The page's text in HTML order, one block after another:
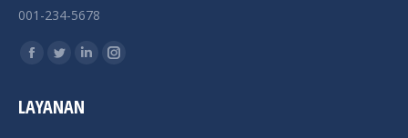
001-234-5678
Find us on:
Facebook
opens
Twitter
opens
LinkedinInstagram
LAYANAN